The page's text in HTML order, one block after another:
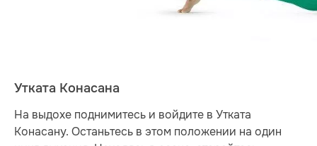
Утката Конасана
На выдохе поднимитесь и войдите в Утката
Конасану. Останьтесь в этом положении на один